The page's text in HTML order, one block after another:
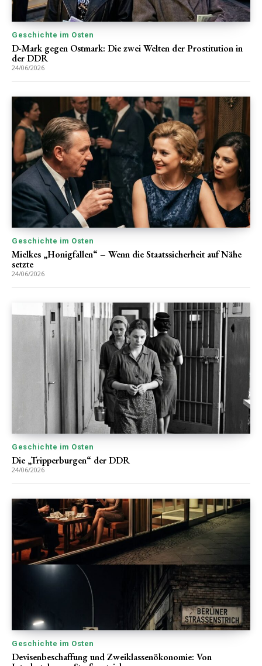
Geschichte im Osten
D-Mark gegen Ostmark: Die zwei Welten der Prostitution in
der DDR
24/06/2026
Geschichte im Osten
Mielkes „Honigfallen“ – Wenn die Staatssicherheit auf Nähe
setzte
24/06/2026
Geschichte im Osten
Die „Tripperburgen“ der DDR
24/06/2026
Geschichte im Osten
Devisenbeschaffung und Zweiklassenökonomie: Von